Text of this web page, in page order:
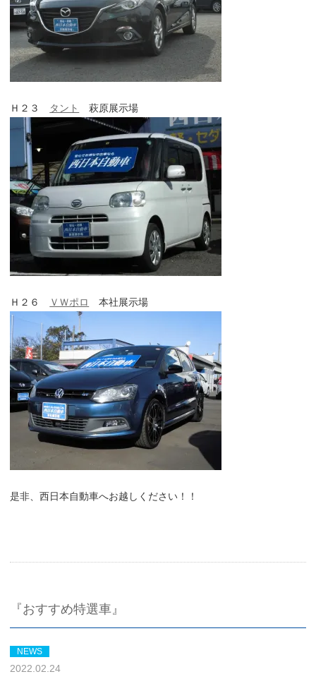
Ｈ２３ タント 萩原展示場
Ｈ２６ ＶＷポロ 本社展示場
是非、西日本自動車へお越しください！！
『おすすめ特選車』
NEWS
2022.02.24